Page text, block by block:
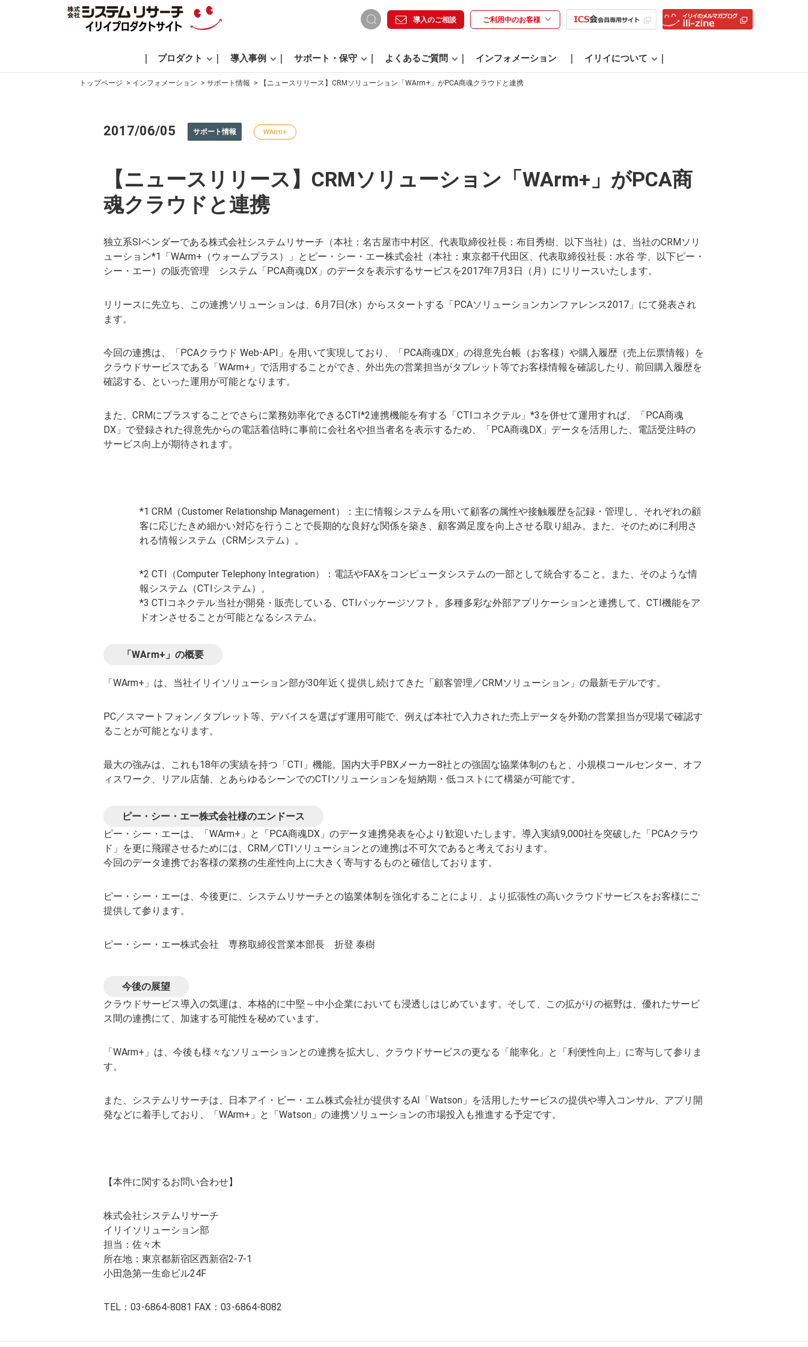
導入のご相談 ご利用中のお客様
プロダクト 導入事例 サポート・保守 よくあるご質問 インフォメーション イリイについて
トップページ インフォメーション サポート情報 【ニュースリリース】CRMソリューション「WArm+」がPCA商魂クラウドと連携
2017/06/05 サポート情報 WArm+
【ニュースリリース】CRMソリューション「WArm+」がPCA商
魂クラウドと連携
独立系SIベンダーである株式会社システムリサーチ（本社：名古屋市中村区、代表取締役社長：布目秀樹、以下当社）は、当社のCRMソリ
ューション*1「WArm+（ウォームプラス）」とピー・シー・エー株式会社（本社：東京都千代田区、代表取締役社長：水谷 学、以下ピー・
シー・エー）の販売管理 システム「PCA商魂DX」のデータを表示するサービスを2017年7月3日（月）にリリースいたします。
リリースに先立ち、この連携ソリューションは、6月7日(水）からスタートする「PCAソリューションカンファレンス2017」にて発表され
ます。
今回の連携は、「PCAクラウド Web-API」を用いて実現しており、「PCA商魂DX」の得意先台帳（お客様）や購入履歴（売上伝票情報）を
クラウドサービスである「WArm+」で活用することができ、外出先の営業担当がタブレット等でお客様情報を確認したり、前回購入履歴を
確認する、といった運用が可能となります。
また、CRMにプラスすることでさらに業務効率化できるCTI*2連携機能を有する「CTIコネクテル」*3を併せて運用すれば、「PCA商魂
DX」で登録された得意先からの電話着信時に事前に会社名や担当者名を表示するため、「PCA商魂DX」データを活用した、電話受注時の
サービス向上が期待されます。
*1 CRM（Customer Relationship Management）：主に情報システムを用いて顧客の属性や接触履歴を記録・管理し、それぞれの顧
客に応じたきめ細かい対応を行うことで長期的な良好な関係を築き、顧客満足度を向上させる取り組み。また、そのために利用さ
れる情報システム（CRMシステム）。
*2 CTI（Computer Telephony Integration）：電話やFAXをコンピュータシステムの一部として統合すること。また、そのような情
報システム（CTIシステム）。
*3 CTIコネクテル:当社が開発・販売している、CTIパッケージソフト。多種多彩な外部アプリケーションと連携して、CTI機能をア
ドオンさせることが可能となるシステム。
「WArm+」の概要
「WArm+」は、当社イリイソリューション部が30年近く提供し続けてきた「顧客管理／CRMソリューション」の最新モデルです。
PC／スマートフォン／タブレット等、デバイスを選ばず運用可能で、例えば本社で入力された売上データを外勤の営業担当が現場で確認す
ることが可能となります。
最大の強みは、これも18年の実績を持つ「CTI」機能。国内大手PBXメーカー8社との強固な協業体制のもと、小規模コールセンター、オフ
ィスワーク、リアル店舗、とあらゆるシーンでのCTIソリューションを短納期・低コストにて構築が可能です。
ピー・シー・エー株式会社様のエンドース
ピー・シー・エーは、「WArm+」と「PCA商魂DX」のデータ連携発表を心より歓迎いたします。導入実績9,000社を突破した「PCAクラウ
ド」を更に飛躍させるためには、CRM／CTIソリューションとの連携は不可欠であると考えております。
今回のデータ連携でお客様の業務の生産性向上に大きく寄与するものと確信しております。
ピー・シー・エーは、今後更に、システムリサーチとの協業体制を強化することにより、より拡張性の高いクラウドサービスをお客様にご
提供して参ります。
ピー・シー・エー株式会社 専務取締役営業本部長 折登 泰樹
今後の展望
クラウドサービス導入の気運は、本格的に中堅～中小企業においても浸透しはじめています。そして、この拡がりの裾野は、優れたサービ
ス間の連携にて、加速する可能性を秘めています。
「WArm+」は、今後も様々なソリューションとの連携を拡大し、クラウドサービスの更なる「能率化」と「利便性向上」に寄与して参りま
す。
また、システムリサーチは、日本アイ・ビー・エム株式会社が提供するAI「Watson」を活用したサービスの提供や導入コンサル、アプリ開
発などに着手しており、「WArm+」と「Watson」の連携ソリューションの市場投入も推進する予定です。
【本件に関するお問い合わせ】
株式会社システムリサーチ
イリイソリューション部
担当：佐々木
所在地：東京都新宿区西新宿2-7-1
小田急第一生命ビル24F
TEL：03-6864-8081 FAX：03-6864-8082